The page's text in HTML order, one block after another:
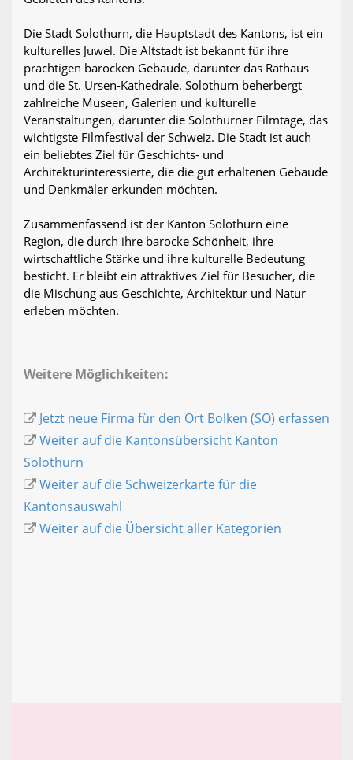
Die Stadt Solothurn, die Hauptstadt des Kantons, ist ein
kulturelles Juwel. Die Altstadt ist bekannt für ihre
prächtigen barocken Gebäude, darunter das Rathaus
und die St. Ursen-Kathedrale. Solothurn beherbergt
zahlreiche Museen, Galerien und kulturelle
Veranstaltungen, darunter die Solothurner Filmtage, das
wichtigste Filmfestival der Schweiz. Die Stadt ist auch
ein beliebtes Ziel für Geschichts- und
Architekturinteressierte, die die gut erhaltenen Gebäude
und Denkmäler erkunden möchten.
Zusammenfassend ist der Kanton Solothurn eine
Region, die durch ihre barocke Schönheit, ihre
wirtschaftliche Stärke und ihre kulturelle Bedeutung
besticht. Er bleibt ein attraktives Ziel für Besucher, die
die Mischung aus Geschichte, Architektur und Natur
erleben möchten.
Weitere Möglichkeiten:
Jetzt neue Firma für den Ort Bolken (SO) erfassen
Weiter auf die Kantonsübersicht Kanton
Solothurn
Weiter auf die Schweizerkarte für die
Kantonsauswahl
Weiter auf die Übersicht aller Kategorien